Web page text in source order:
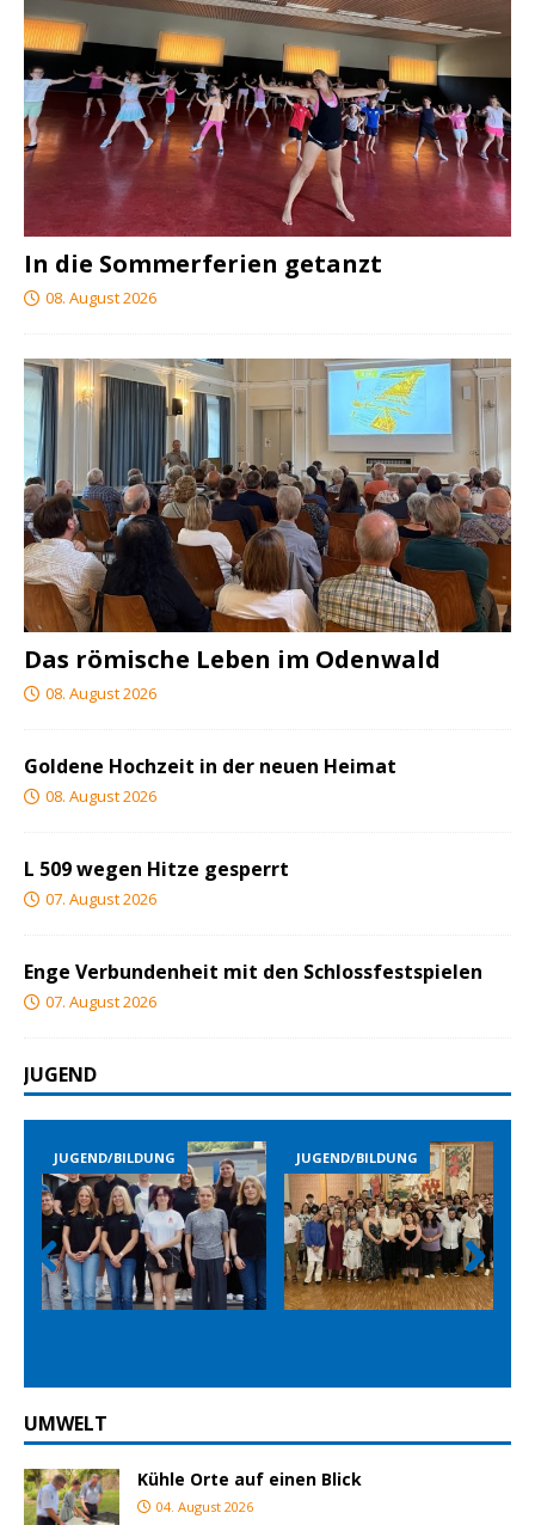
In die Sommerferien getanzt
08. August 2026
Das römische Leben im Odenwald
08. August 2026
Goldene Hochzeit in der neuen Heimat
08. August 2026
L 509 wegen Hitze gesperrt
07. August 2026
Enge Verbundenheit mit den Schlossfestspielen
07. August 2026
JUGEND
JUGEND/BILDUNG JUGEND/BILDUNG
Prev
ious
Nex
t
UMWELT
Kühle Orte auf einen Blick
04. August 2026